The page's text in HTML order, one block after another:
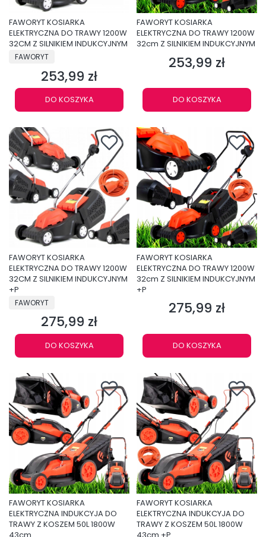
FAWORYT KOSIARKA
ELEKTRYCZNA DO TRAWY 1200W
32CM Z SILNIKIEM INDUKCYJNYM
PRODUCENT
FAWORYT
Cena
253,99 zł
DO KOSZYKA
FAWORYT KOSIARKA
ELEKTRYCZNA DO TRAWY 1200W
32cm Z SILNIKIEM INDUKCYJNYM
Cena
253,99 zł
DO KOSZYKA
FAWORYT KOSIARKA
ELEKTRYCZNA DO TRAWY 1200W
32CM Z SILNIKIEM INDUKCYJNYM
+P
PRODUCENT
FAWORYT
Cena
275,99 zł
DO KOSZYKA
FAWORYT KOSIARKA
ELEKTRYCZNA DO TRAWY 1200W
32cm Z SILNIKIEM INDUKCYJNYM
+P
Cena
275,99 zł
DO KOSZYKA
FAWORYT KOSIARKA
ELEKTRYCZNA INDUKCYJA DO
TRAWY Z KOSZEM 50L 1800W
FAWORYT KOSIARKA
ELEKTRYCZNA INDUKCYJA DO
TRAWY Z KOSZEM 50L 1800W